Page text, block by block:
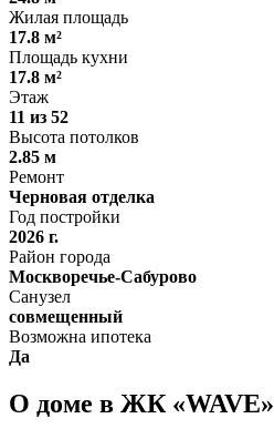
Жилая площадь
17.8 м²
Площадь кухни
17.8 м²
Этаж
11 из 52
Высота потолков
2.85 м
Ремонт
Черновая отделка
Год постройки
2026 г.
Район города
Москворечье-Сабурово
Санузел
совмещенный
Возможна ипотека
Да
О доме в ЖК «WAVE»